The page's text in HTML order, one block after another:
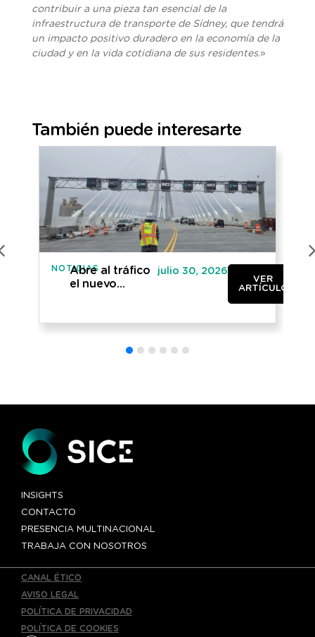
contribuir a una pieza tan esencial de la
infraestructura de transporte de Sídney, que tendrá
un impacto positivo duradero en la economía de la
ciudad y en la vida cotidiana de sus residentes.»
También puede interesarte
NOTICIAS
Abre al tráfico
el nuevo
entre Canadá y
julio 30, 2026
VER
ARTÍCULO
INSIGHTS
CONTACTO
PRESENCIA MULTINACIONAL
TRABAJA CON NOSOTROS
CANAL ÉTICO
AVISO LEGAL
POLÍTICA DE PRIVACIDAD
POLÍTICA DE COOKIES